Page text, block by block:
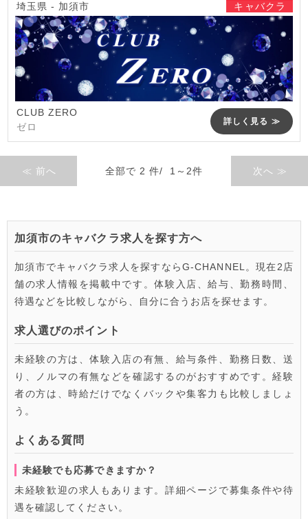
キャバクラ
埼玉県 - 加須市
CLUB ZERO
ゼロ
詳しく見る ≫
≪ 前へ 全部で 2 件/ 1～2件 次へ ≫
加須市のキャバクラ求人を探す方へ
加須市でキャバクラ求人を探すならG-CHANNEL。現在2店
舗の求人情報を掲載中です。体験入店、給与、勤務時間、
待遇などを比較しながら、自分に合うお店を探せます。
求人選びのポイント
未経験の方は、体験入店の有無、給与条件、勤務日数、送
り、ノルマの有無などを確認するのがおすすめです。経験
者の方は、時給だけでなくバックや集客力も比較しましょ
う。
よくある質問
未経験でも応募できますか？
未経験歓迎の求人もあります。詳細ページで募集条件や待
遇を確認してください。